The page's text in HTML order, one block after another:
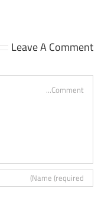
Leave A Comment
Comment